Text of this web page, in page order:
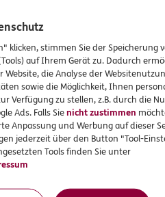
klicken, stimmen Sie der Speicherung
auf Ihrem Gerät zu. Dadurch
Website, die Analyse der
sowie die Möglichkeit, Ihnen
Verfügung zu stellen, z.B. durch die
Ads. Falls Sienicht zustimmen
Anpassung und Werbung auf dieser
jederzeit über den Button "Tool-
Tools finden Sie unter